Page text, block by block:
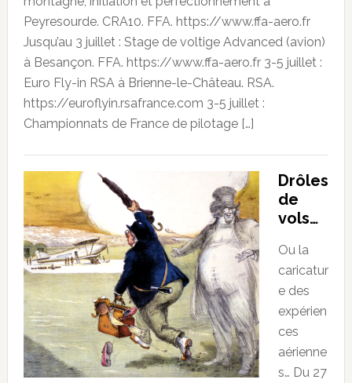
Peyresourde. CRA10. FFA. https://www.ffa-aero.fr
Jusqu’au 3 juillet : Stage de voltige Advanced (avion)
à Besançon. FFA. https://www.ffa-aero.fr 3-5 juillet :
Euro Fly-in RSA à Brienne-le-Château. RSA.
https://euroflyin.rsafrance.com 3-5 juillet :
Championnats de France de pilotage […]
Drôles
de
vols…
Ou la
caricatur
e des
expérien
ces
aérienne
s… Du 27